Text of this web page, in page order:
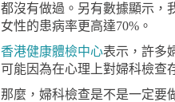
都沒有做過。另有數據顯示，
女性的患病率更高達70%。
香港健康體檢中心表示，許多
可能因為在心理上對婦科檢查
那麼，婦科檢查是不是一定要